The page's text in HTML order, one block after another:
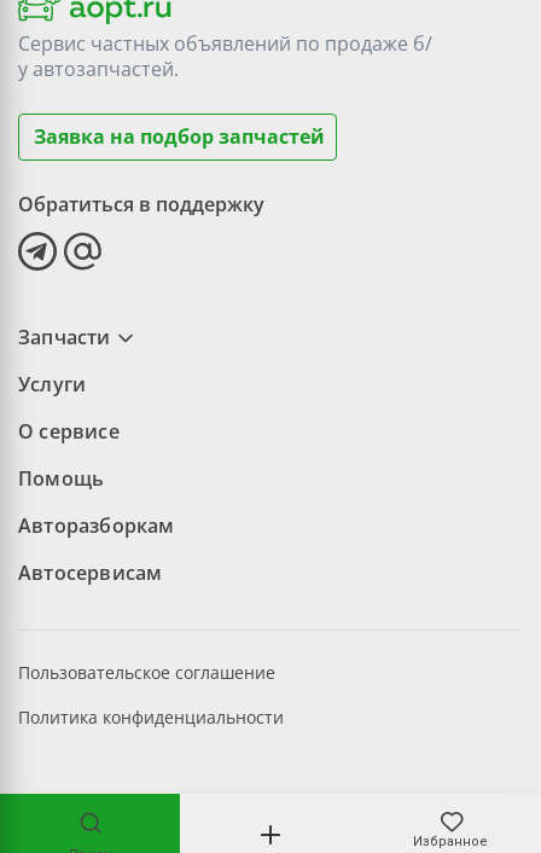
Избранное
Сервис частных объявлений по продаже б/
уавтозапчастей.
Заявка на подбор запчастей
Обратиться в поддержку
Запчасти
Услуги
О сервисе
Помощь
Авторазборкам
Автосервисам
©2026 aopt.ru — Все права защищены
Пользовательское соглашение
Политика конфиденциальности